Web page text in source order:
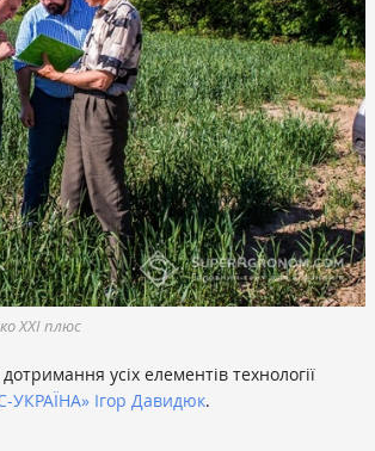
XXI плюс
усіх елементів технології
УКРАЇНА» Ігор Давидюк.